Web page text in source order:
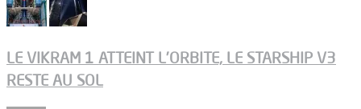
LE VIKRAM 1 ATTEINT L’ORBITE, LE STARSHIP V3
RESTE AU SOL